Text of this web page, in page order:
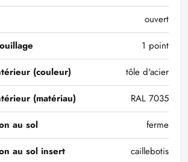
ouvert
1 point
(couleur)
tôle d'acier
(matériau)
RAL 7035
au sol
ferme
au sol insert
caillebotis